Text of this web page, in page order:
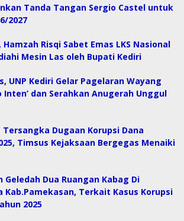
Tanda Tangan Sergio Castel untuk
2027
Risqi Sabet Emas LKS Nasional
Mesin Las oleh Bupati Kediri
UNP Kediri Gelar Pagelaran Wayang
Inten’ dan Serahkan Anugerah Unggul
Dugaan Korupsi Dana
Timsus Kejaksaan Bergegas Menaiki
Geledah Dua Ruangan Kabag Di
Kab.Pamekasan, Terkait Kasus Korupsi
2025